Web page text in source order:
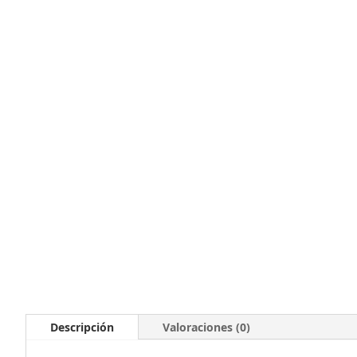
Descripción Valoraciones (0)